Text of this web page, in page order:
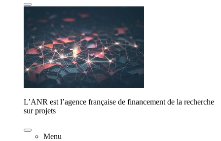
L’ANR est l’agence française de financement de la recherche
sur projets
Menu